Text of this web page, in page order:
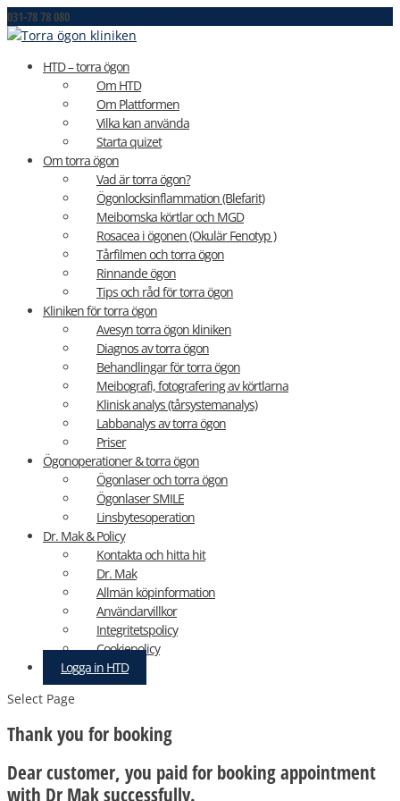
031-78 78 080
HTD – torra ögon
Om HTD
Om Plattformen
Vilka kan använda
Starta quizet
Om torra ögon
Vad är torra ögon?
Ögonlocksinflammation (Blefarit)
Meibomska körtlar och MGD
Rosacea i ögonen (Okulär Fenotyp )
Tårfilmen och torra ögon
Rinnande ögon
Tips och råd för torra ögon
Kliniken för torra ögon
Avesyn torra ögon kliniken
Diagnos av torra ögon
Behandlingar för torra ögon
Meibografi, fotografering av körtlarna
Klinisk analys (tårsystemanalys)
Labbanalys av torra ögon
Priser
Ögonoperationer & torra ögon
Ögonlaser och torra ögon
Ögonlaser SMILE
Linsbytesoperation
Dr. Mak & Policy
Kontakta och hitta hit
Dr. Mak
Allmän köpinformation
Användarvillkor
Integritetspolicy
Cookiepolicy
Logga in HTD
Select Page
Thank you for booking
Dear customer, you paid for booking appointment
with Dr Mak successfully.